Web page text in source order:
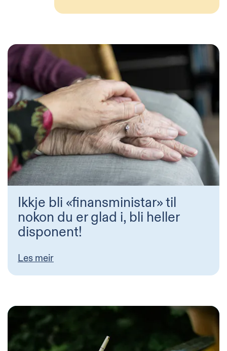
Ikkje bli «finansministar» til
nokon du er glad i, bli heller
disponent!
Les meir